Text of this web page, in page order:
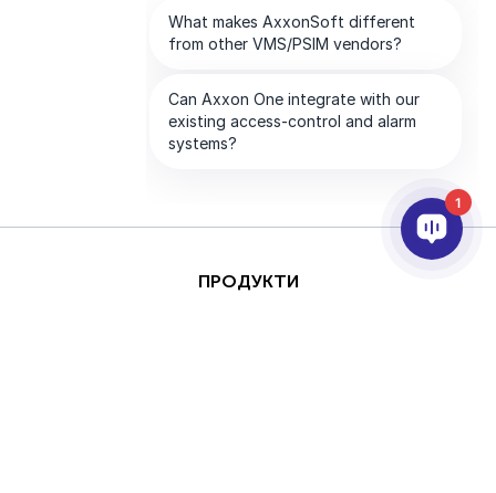
ПРОДУКТИ
1